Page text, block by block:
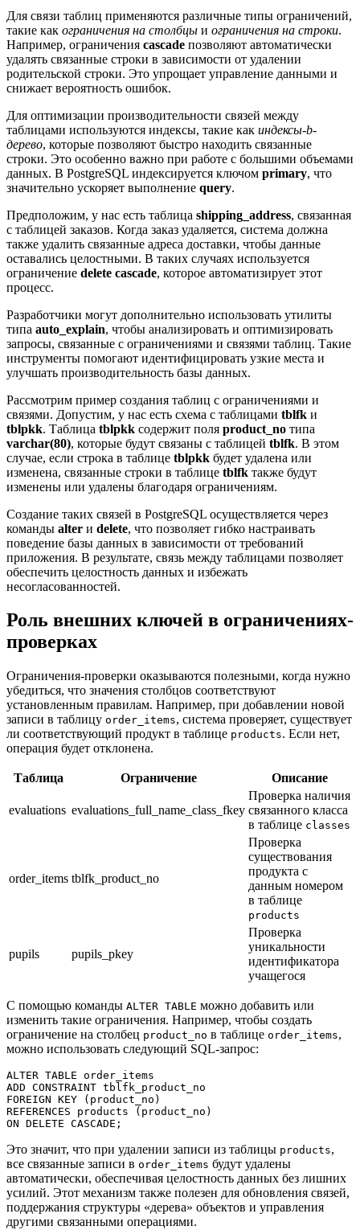
Для связи таблиц применяются различные типы ограничений,
такие как ограничения на столбцы и ограничения на строки.
Например, ограничения cascade позволяют автоматически
удалять связанные строки в зависимости от удалении
родительской строки. Это упрощает управление данными и
снижает вероятность ошибок.
Для оптимизации производительности связей между
таблицами используются индексы, такие как индексы-b-
дерево, которые позволяют быстро находить связанные
строки. Это особенно важно при работе с большими объемами
данных. В PostgreSQL индексируется ключом primary, что
значительно ускоряет выполнение query.
Предположим, у нас есть таблица shipping_address, связанная
с таблицей заказов. Когда заказ удаляется, система должна
также удалить связанные адреса доставки, чтобы данные
оставались целостными. В таких случаях используется
ограничение delete cascade, которое автоматизирует этот
процесс.
Разработчики могут дополнительно использовать утилиты
типа auto_explain, чтобы анализировать и оптимизировать
запросы, связанные с ограничениями и связями таблиц. Такие
инструменты помогают идентифицировать узкие места и
улучшать производительность базы данных.
Рассмотрим пример создания таблиц с ограничениями и
связями. Допустим, у нас есть схема с таблицами tblfk и
tblpkk. Таблица tblpkk содержит поля product_no типа
varchar(80), которые будут связаны с таблицей tblfk. В этом
случае, если строка в таблице tblpkk будет удалена или
изменена, связанные строки в таблице tblfk также будут
изменены или удалены благодаря ограничениям.
Создание таких связей в PostgreSQL осуществляется через
команды alter и delete, что позволяет гибко настраивать
поведение базы данных в зависимости от требований
приложения. В результате, связь между таблицами позволяет
обеспечить целостность данных и избежать
несогласованностей.
Роль внешних ключей в ограничениях-
проверках
Ограничения-проверки оказываются полезными, когда нужно
убедиться, что значения столбцов соответствуют
установленным правилам. Например, при добавлении новой
записи в таблицу order_items, система проверяет, существует
ли соответствующий продукт в таблице products. Если нет,
операция будет отклонена.
Таблица Ограничение Описание
evaluations evaluations_full_name_class_fkey
Проверка наличия
связанного класса
в таблице classes
order_items tblfk_product_no
Проверка
существования
продукта с
данным номером
в таблице
products
pupils pupils_pkey
Проверка
уникальности
идентификатора
учащегося
С помощью команды ALTER TABLE можно добавить или
изменить такие ограничения. Например, чтобы создать
ограничение на столбец product_no в таблице order_items,
можно использовать следующий SQL-запрос:
ALTER TABLE order_items
ADD CONSTRAINT tblfk_product_no
FOREIGN KEY (product_no)
REFERENCES products (product_no)
ON DELETE CASCADE;
Это значит, что при удалении записи из таблицы products,
все связанные записи в order_items будут удалены
автоматически, обеспечивая целостность данных без лишних
усилий. Этот механизм также полезен для обновления связей,
поддержания структуры «дерева» объектов и управления
другими связанными операциями.